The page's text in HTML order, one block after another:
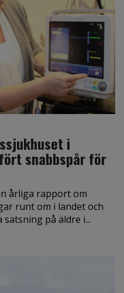
i
snabbspår för
årliga rapport om
runt om i landet och
på äldre i...